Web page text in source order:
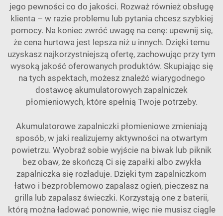
jego pewności co do jakości. Rozważ również obsługę
klienta – w razie problemu lub pytania chcesz szybkiej
pomocy. Na koniec zwróć uwagę na cenę: upewnij się,
że cena hurtowa jest lepsza niż u innych. Dzięki temu
uzyskasz najkorzystniejszą ofertę, zachowując przy tym
wysoką jakość oferowanych produktów. Skupiając się
na tych aspektach, możesz znaleźć wiarygodnego
dostawcę akumulatorowych zapalniczek
płomieniowych, które spełnią Twoje potrzeby.
Akumulatorowe zapalniczki płomieniowe zmieniają
sposób, w jaki realizujemy aktywności na otwartym
powietrzu. Wyobraź sobie wyjście na biwak lub piknik
bez obaw, że skończą Ci się zapałki albo zwykła
zapalniczka się rozładuje. Dzięki tym zapalniczkom
łatwo i bezproblemowo zapalasz ogień, pieczesz na
grilla lub zapalasz świeczki. Korzystają one z baterii,
którą można ładować ponownie, więc nie musisz ciągle